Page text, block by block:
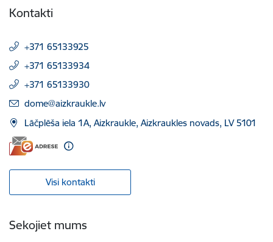
Kontakti
+371 65133925
+371 65133934
+371 65133930
E-pasts:
dome@aizkraukle.lv
Lāčplēša iela 1A, Aizkraukle, Aizkraukles novads, LV 5101
Visi kontakti
Sekojiet mums